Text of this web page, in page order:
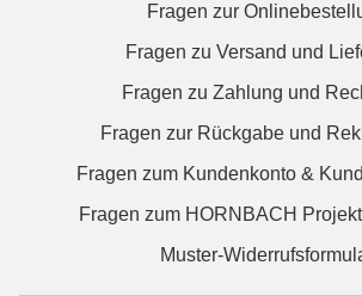
Fragen zur
Fragen zu Versand und
Fragen zu Zahlung und
Fragen zur Rückgabe und
Fragen zum Kundenkonto &
Fragen zum HORNBACH
Muster-